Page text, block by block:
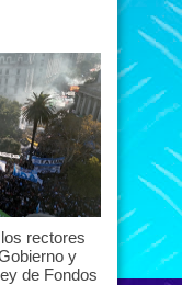
rectores
y
de Fondos